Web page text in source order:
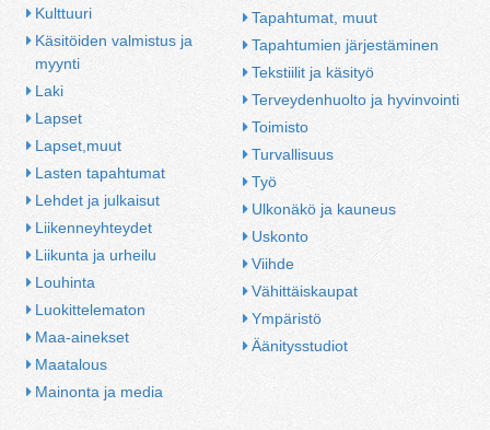
Kulttuuri
Käsitöiden valmistus ja
myynti
Laki
Lapset
Lapset,muut
Lasten tapahtumat
Lehdet ja julkaisut
Liikenneyhteydet
Liikunta ja urheilu
Louhinta
Luokittelematon
Maa-ainekset
Maatalous
Mainonta ja media
Tapahtumat, muut
Tapahtumien järjestäminen
Tekstiilit ja käsityö
Terveydenhuolto ja hyvinvointi
Toimisto
Turvallisuus
Työ
Ulkonäkö ja kauneus
Uskonto
Viihde
Vähittäiskaupat
Ympäristö
Äänitysstudiot